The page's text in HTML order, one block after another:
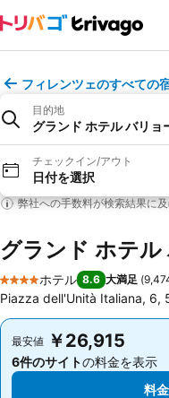
フィレンツェのすべての
目的地
グランド ホテル バリョ
チェックイン/アウト
日付を選択
弊社への手数料が検索結果に
グランド ホテル
4 ホテルのランク
ホテル 8.6 大満足 (
Piazza dell'Unità Italiana, 6,
最安値 ￥26,915
6件のサイトの料金を表示
最安値 ￥26,915
6件のサイトの料金を表示
料